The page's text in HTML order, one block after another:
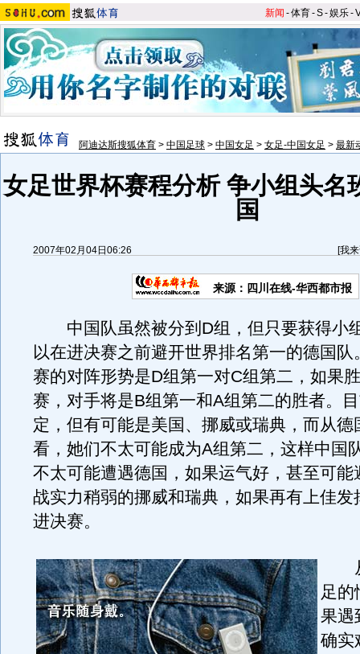
新闻 -体育-S-娱乐-
阿迪达斯搜狐体育 > 中国足球 > 中国女足 > 女足-中国女足 > 最新
女足世界杯赛程分析 争小组头名
国
2007年02月04日06:26 [我
来源：四川在线-华西都市报
中国队虽然被分到D组，但只要获得小
以在进决赛之前避开世界排名第一的德国队
赛的对阵形势是D组第一对C组第二，如果
赛，对手将是B组第一和A组第二的胜者。
定，但有可能是美国、挪威或瑞典，而从德
看，她们不太可能成为A组第二，这样中国
不太可能遭遇德国，如果运气好，甚至可能
战实力稍弱的挪威和瑞典，如果再有上佳发
进决赛。
从
足的
果遇
确实